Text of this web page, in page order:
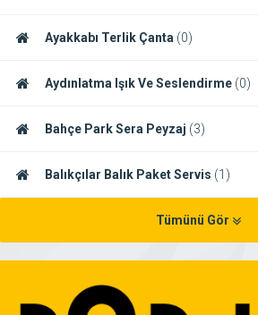
Ayakkabı Terlik Çanta (0)
Aydınlatma Işık Ve Seslendirme (0)
Bahçe Park Sera Peyzaj (3)
Balıkçılar Balık Paket Servis (1)
Tümünü Gör